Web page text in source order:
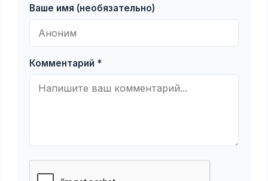
Ваше имя (необязательно)
Комментарий *